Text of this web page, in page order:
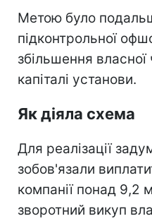
Метою було
підконтрольної
збільшення
капіталі установи.
Як діяла схема
Для реалізації
зобов'язали
компанії понад 9,2
зворотний викуп